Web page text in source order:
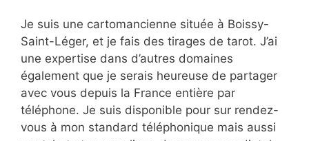
Je suis une cartomancienne située à Boissy-
Saint-Léger, et je fais des tirages de tarot. J’ai
une expertise dans d’autres domaines
également que je serais heureuse de partager
avec vous depuis la France entière par
téléphone. Je suis disponible pour sur rendez-
vous à mon standard téléphonique mais aussi